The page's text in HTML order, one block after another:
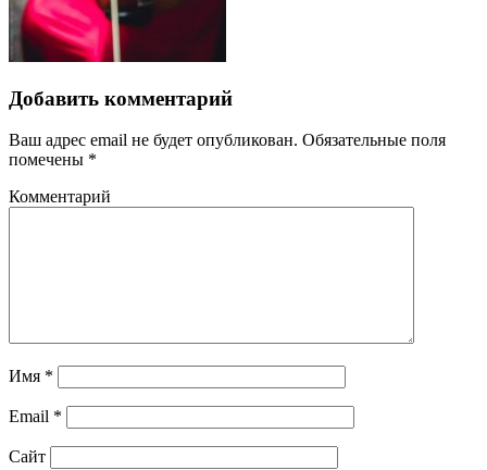
Добавить комментарий
Ваш адрес email не будет опубликован. Обязательные поля
помечены *
Комментарий
Имя *
Email *
Сайт